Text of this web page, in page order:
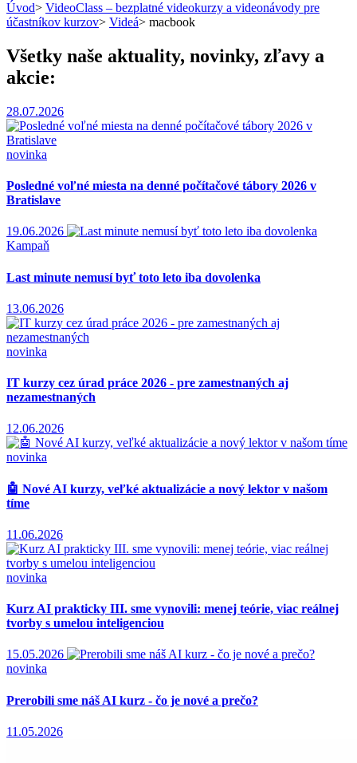
Úvod> VideoClass – bezplatné videokurzy a videonávody pre
účastníkov kurzov> Videá> macbook
Všetky naše aktuality, novinky, zľavy a
akcie:
28.07.2026
novinka
Posledné voľné miesta na denné počítačové tábory 2026 v
Bratislave
19.06.2026
Kampaň
Last minute nemusí byť toto leto iba dovolenka
13.06.2026
novinka
IT kurzy cez úrad práce 2026 - pre zamestnaných aj
nezamestnaných
12.06.2026
novinka
🤖 Nové AI kurzy, veľké aktualizácie a nový lektor v našom
tíme
11.06.2026
novinka
Kurz AI prakticky III. sme vynovili: menej teórie, viac reálnej
tvorby s umelou inteligenciou
15.05.2026
novinka
Prerobili sme náš AI kurz - čo je nové a prečo?
11.05.2026